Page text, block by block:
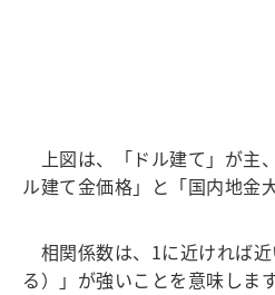
上図は、「ドル建て」が主
ル建て金価格」と「国内地金
相関係数は、1に近ければ
る）」が強いことを意味します